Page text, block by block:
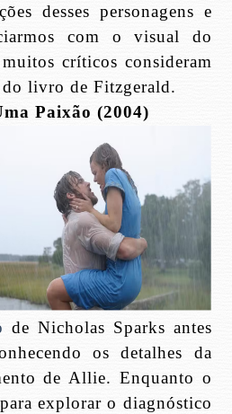
desses personagens e
com o visual do
críticos consideram
do livro de Fitzgerald.
Paixão (2004)
de Nicholas Sparks antes
os detalhes da
de Allie. Enquanto o
explorar o diagnóstico